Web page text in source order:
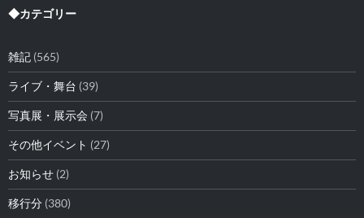
イ
◆カテゴリー
雑記 (565)
ライブ・舞台 (39)
写真展・展示会 (7)
その他イベント (27)
お知らせ (2)
移行分 (380)